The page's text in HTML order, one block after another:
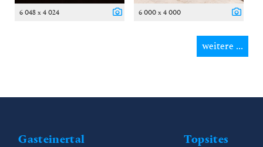
6 048 x 4 024 6 000 x 4 000
weitere ...
Gasteinertal Topsites